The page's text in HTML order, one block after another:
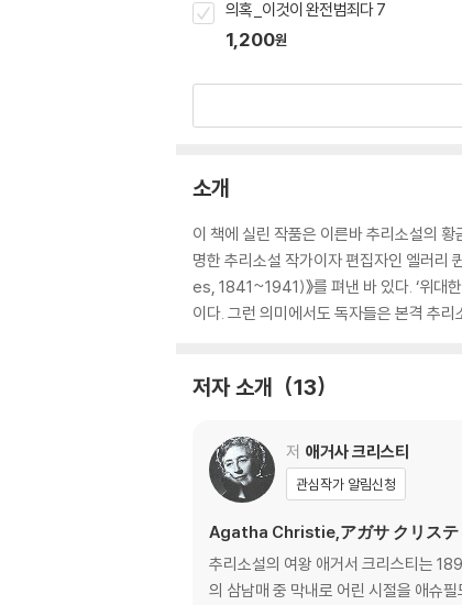
의혹_이것이 완전범죄다 7
1,200원
소개
이 책에 실린 작품은 이른바 추리소설의
명한 추리소설 작가이자 편집자인 엘러
es, 1841~1941)》를 펴낸 바 있다. ‘위대
이다. 그런 의미에서도 독자들은 본격 추
저자 소개 13
저 애거사 크리스티
관심작가 알림신청
Agatha Christie,アガサ クリス
추리소설의 여왕 애거서 크리스티는
의 삼남매 중 막내로 어린 시절을 애슈